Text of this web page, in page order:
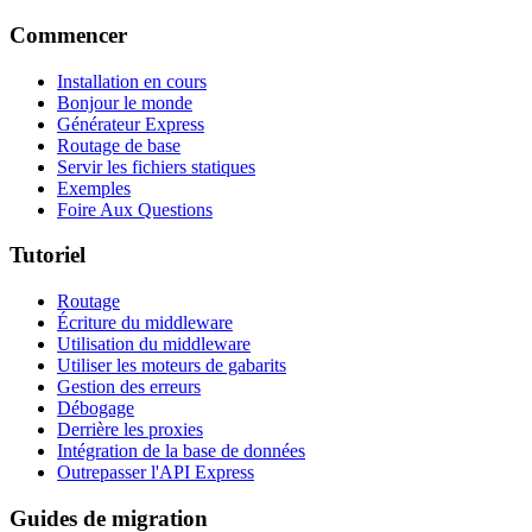
Commencer
Installation en cours
Bonjour le monde
Générateur Express
Routage de base
Servir les fichiers statiques
Exemples
Foire Aux Questions
Tutoriel
Routage
Écriture du middleware
Utilisation du middleware
Utiliser les moteurs de gabarits
Gestion des erreurs
Débogage
Derrière les proxies
Intégration de la base de données
Outrepasser l'API Express
Guides de migration